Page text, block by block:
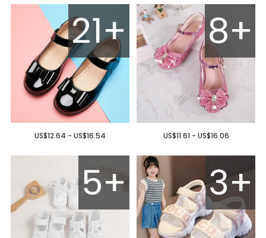
21+
US$12.64 - US$16.54
8+
US$11.61 - US$16.06
5+ 3+